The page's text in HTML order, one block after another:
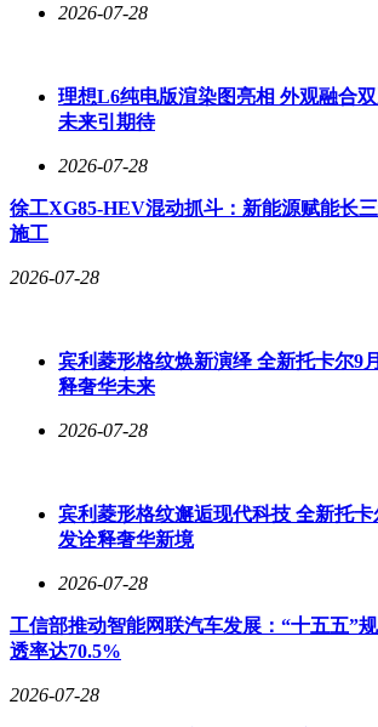
2026-07-28
理想L6纯电版渲染图亮相 外观融合
未来引期待
2026-07-28
徐工XG85-HEV混动抓斗：新能源赋能长
施工
2026-07-28
宾利菱形格纹焕新演绎 全新托卡尔9
释奢华未来
2026-07-28
宾利菱形格纹邂逅现代科技 全新托卡
发诠释奢华新境
2026-07-28
工信部推动智能网联汽车发展：“十五五”
透率达70.5%
2026-07-28